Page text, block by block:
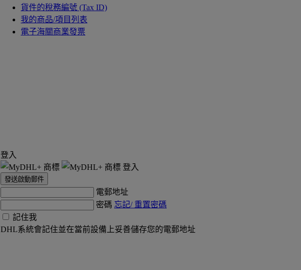
貨件的稅務編號 (Tax ID)
我的商品/項目列表
電子海關商業發票
登入
登入
發送啟動郵件
電郵地址
密碼 忘記/ 重置密碼
記住我
DHL系統會記住並在當前設備上妥善儲存您的電郵地址